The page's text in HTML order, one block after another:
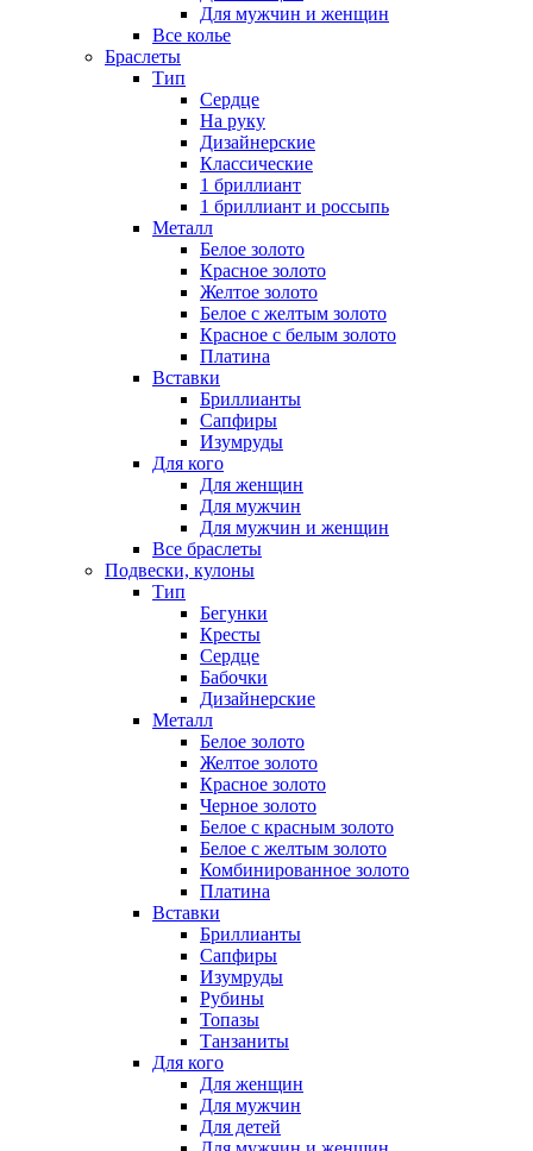
Для мужчин и женщин
Все колье
Браслеты
Тип
Сердце
На руку
Дизайнерские
Классические
1 бриллиант
1 бриллиант и россыпь
Металл
Белое золото
Красное золото
Желтое золото
Белое с желтым золото
Красное с белым золото
Платина
Вставки
Бриллианты
Сапфиры
Изумруды
Для кого
Для женщин
Для мужчин
Для мужчин и женщин
Все браслеты
Подвески, кулоны
Тип
Бегунки
Кресты
Сердце
Бабочки
Дизайнерские
Металл
Белое золото
Желтое золото
Красное золото
Черное золото
Белое с красным золото
Белое с желтым золото
Комбинированное золото
Платина
Вставки
Бриллианты
Сапфиры
Изумруды
Рубины
Топазы
Танзаниты
Для кого
Для женщин
Для мужчин
Для детей